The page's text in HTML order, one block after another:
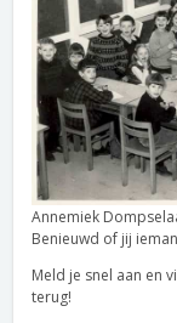
Annemiek
Benieuwd of jij
Meld je snel aan en
terug!